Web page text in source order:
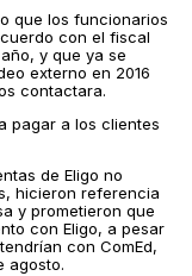
que los funcionarios
con el fiscal
y que ya se
externo en 2016
contactara.
pagar a los clientes
de Eligo no
hicieron referencia
y prometieron que
con Eligo, a pesar
con ComEd,
agosto.